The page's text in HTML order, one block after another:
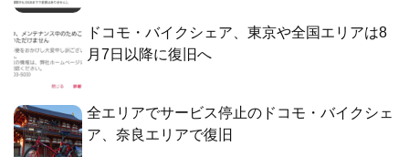
ドコモ・バイクシェア、東京や全国エリアは8
月7日以降に復旧へ
全エリアでサービス停止のドコモ・バイクシェ
ア、奈良エリアで復旧